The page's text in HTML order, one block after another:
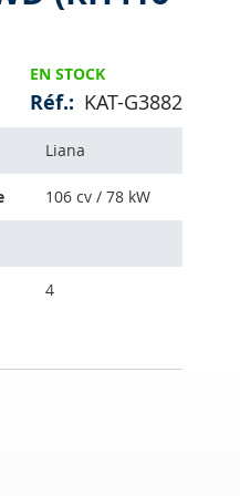
EN STOCK
Réf. KAT-G3882
Liana
106 cv / 78 kW
4